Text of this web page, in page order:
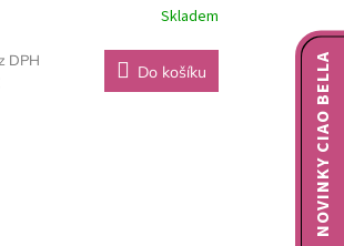
Skladem
DPH
Do košíku NOVINKY CIAO BELLA